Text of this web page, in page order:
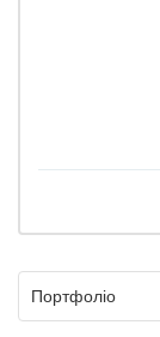
Портфоліо